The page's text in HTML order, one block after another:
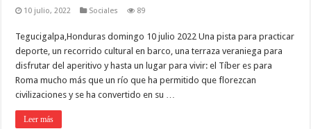
10 julio, 2022 Sociales 89
Tegucigalpa,Honduras domingo 10 julio 2022 Una pista para practicar
deporte, un recorrido cultural en barco, una terraza veraniega para
disfrutar del aperitivo y hasta un lugar para vivir: el Tíber es para
Roma mucho más que un río que ha permitido que florezcan
civilizaciones y se ha convertido en su …
Leer más